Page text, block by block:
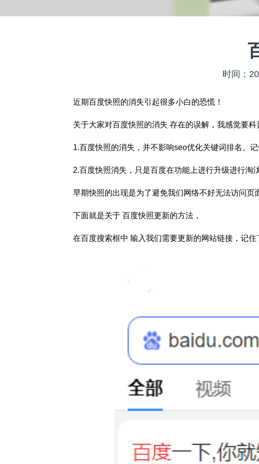
时间：
近期百度快照的消失引起很多小白的恐慌！
关于大家对百度快照的消失 存在的误解，我感觉要科
1.百度快照的消失，并不影响seo优化关键词排名。记
2.百度快照消失，只是百度在功能上进行升级进行淘
早期快照的出现是为了避免我们网络不好无法访问页
下面就是关于 百度快照更新的方法，
在百度搜索框中 输入我们需要更新的网站链接，记住